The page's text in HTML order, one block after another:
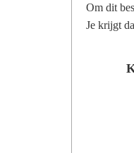
Om dit
Je krijgt